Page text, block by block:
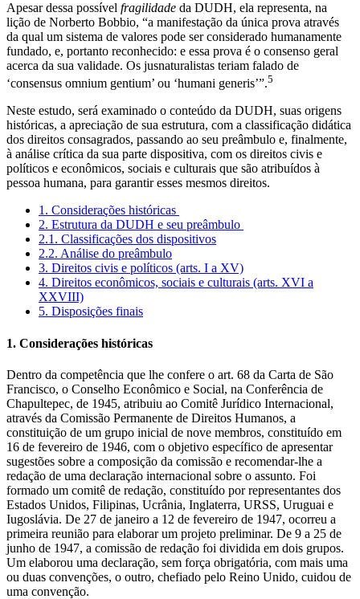
Apesar dessa possível fragilidade da DUDH, ela representa, na
lição de Norberto Bobbio, “a manifestação da única prova através
da qual um sistema de valores pode ser considerado humanamente
fundado, e, portanto reconhecido: e essa prova é o consenso geral
acerca da sua validade. Os jusnaturalistas teriam falado de
‘consensus omnium gentium’ ou ‘humani generis’”.5
Neste estudo, será examinado o conteúdo da DUDH, suas origens
históricas, a apreciação de sua estrutura, com a classificação didática
dos direitos consagrados, passando ao seu preâmbulo e, finalmente,
à análise crítica da sua parte dispositiva, com os direitos civis e
políticos e econômicos, sociais e culturais que são atribuídos à
pessoa humana, para garantir esses mesmos direitos.
1. Considerações históricas
2. Estrutura da DUDH e seu preâmbulo
2.1. Classificações dos dispositivos
2.2. Análise do preâmbulo
3. Direitos civis e políticos (arts. I a XV)
4. Direitos econômicos, sociais e culturais (arts. XVI a
XXVIII)
5. Disposições finais
1. Considerações históricas
Dentro da competência que lhe confere o art. 68 da Carta de São
Francisco, o Conselho Econômico e Social, na Conferência de
Chapultepec, de 1945, atribuiu ao Comitê Jurídico Internacional,
através da Comissão Permanente de Direitos Humanos, a
constituição de um grupo inicial de nove membros, constituído em
16 de fevereiro de 1946, com o objetivo específico de apresentar
sugestões sobre a composição da comissão e recomendar-lhe a
redação de uma declaração internacional sobre o assunto. Foi
formado um comitê de redação, constituído por representantes dos
Estados Unidos, Filipinas, Ucrânia, Inglaterra, URSS, Uruguai e
Iugoslávia. De 27 de janeiro a 12 de fevereiro de 1947, ocorreu a
primeira reunião para elaborar um projeto preliminar. De 9 a 25 de
junho de 1947, a comissão de redação foi dividida em dois grupos.
Um elaborou uma declaração, sem força obrigatória, com mais uma
ou duas convenções, o outro, chefiado pelo Reino Unido, cuidou de
uma convenção.